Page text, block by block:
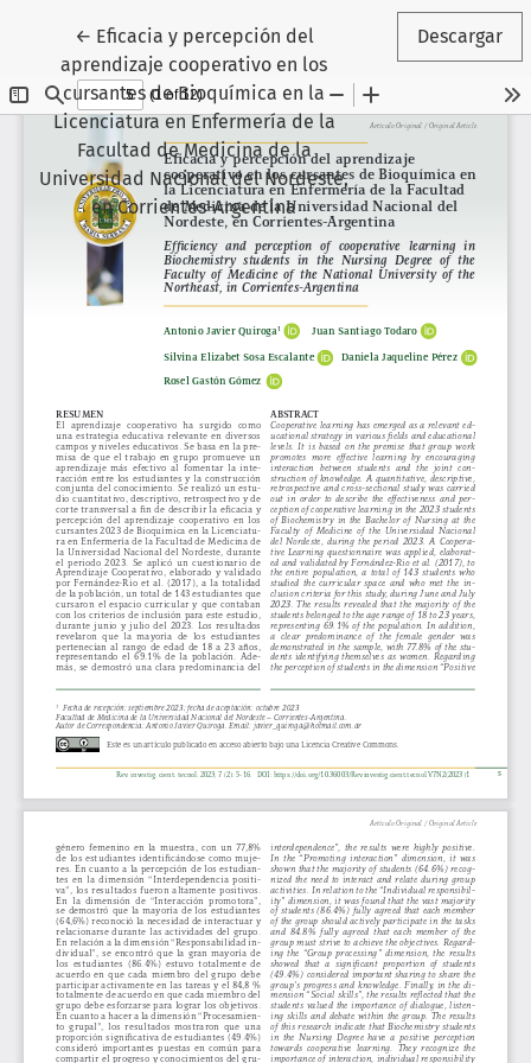
← Volver a los detalles del artículo
Eficacia y percepción del
aprendizaje cooperativo en los
cursantes de Bioquímica en la
Licenciatura en Enfermería de la
Facultad de Medicina de la
Universidad Nacional del Nordeste,
en Corrientes-Argentina
Descargar